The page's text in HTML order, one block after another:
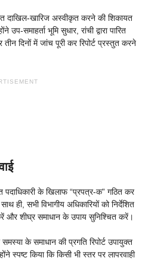
दाखिल-खारिज अस्वीकृत करने की शिकायत
समाहर्ता भूमि सुधार, रांची द्वारा पारित
दिनों में जांच पूरी कर रिपोर्ट प्रस्तुत करने
पदाधिकारी के खिलाफ “प्रपत्र-क” गठित कर
ही, सभी विभागीय अधिकारियों को निर्देशित
और शीघ्र समाधान के उपाय सुनिश्चित करें।
के समाधान की प्रगति रिपोर्ट उपायुक्त
स्पष्ट किया कि किसी भी स्तर पर लापरवाही